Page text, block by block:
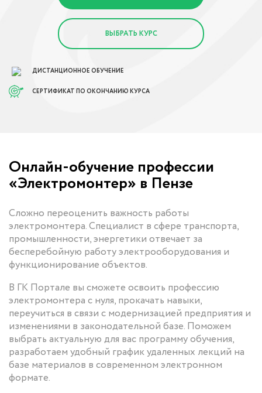
ВЫБРАТЬ КУРС
ДИСТАНЦИОННОЕ ОБУЧЕНИЕ
СЕРТИФИКАТ ПО ОКОНЧАНИЮ КУРСА
Онлайн-обучение профессии
«Электромонтер» в Пензе
Сложно переоценить важность работы
электромонтера. Специалист в сфере транспорта,
промышленности, энергетики отвечает за
бесперебойную работу электрооборудования и
функционирование объектов.
В ГК Портале вы сможете освоить профессию
электромонтера с нуля, прокачать навыки,
переучиться в связи с модернизацией предприятия и
изменениями в законодательной базе. Поможем
выбрать актуальную для вас программу обучения,
разработаем удобный график удаленных лекций на
базе материалов в современном электронном
формате.